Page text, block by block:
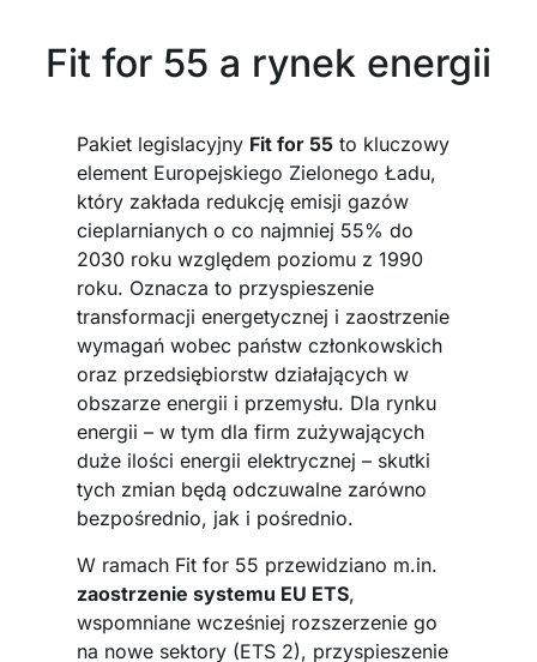
Fit for 55 a rynek energii
Pakiet legislacyjny Fit for 55to kluczowy
element Europejskiego Zielonego Ładu,
który zakłada redukcję emisji gazów
cieplarnianych o co najmniej 55% do
2030 roku względem poziomu z 1990
roku. Oznacza to przyspieszenie
transformacji energetycznej i zaostrzenie
wymagań wobec państw członkowskich
oraz przedsiębiorstw działających w
obszarze energii i przemysłu. Dla rynku
energii – w tym dla firm zużywających
duże ilości energii elektrycznej – skutki
tych zmian będą odczuwalne zarówno
bezpośrednio, jak i pośrednio.
W ramach Fit for 55 przewidziano m.in.
zaostrzenie systemu EU ETS,
wspomniane wcześniej rozszerzenie go
na nowe sektory (ETS 2), przyspieszenie